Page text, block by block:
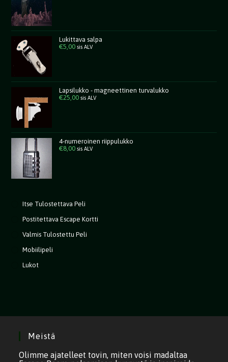
Lukittava salpa
€5,00 sis ALV
Lapsilukko - magneettinen turvalukko
€25,00 sis ALV
4-numeroinen riippulukko
€8,00 sis ALV
Itse Tulostettava Peli
Postitettava Escape Kortti
Valmis Tulostettu Peli
Mobiilipeli
Lukot
Meistä
Olimme ajatelleet tovin, miten voisi madaltaa